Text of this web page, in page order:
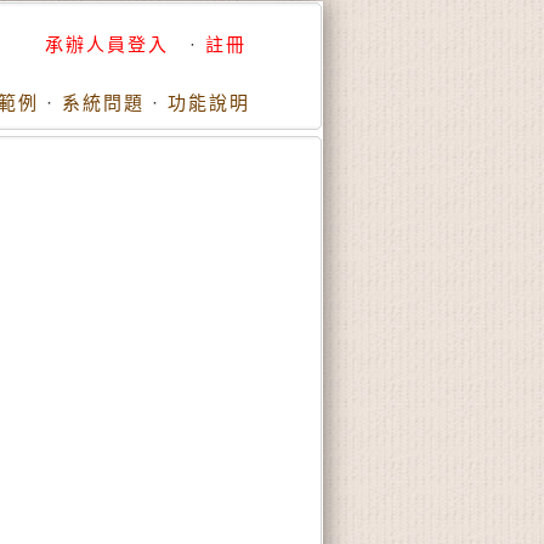
承辦人員登入 · 註冊
例 · 系統問題 · 功能說明